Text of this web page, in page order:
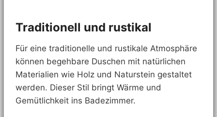
Traditionell und rustikal
Für eine traditionelle und rustikale Atmosphäre
können begehbare Duschen mit natürlichen
Materialien wie Holz und Naturstein gestaltet
werden. Dieser Stil bringt Wärme und
Gemütlichkeit ins Badezimmer.